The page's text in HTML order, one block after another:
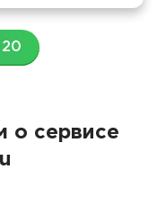
20
о сервисе